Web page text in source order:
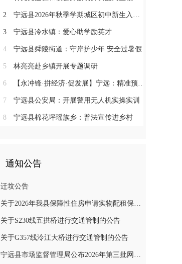
2 宁远县2026年秋季学期城区初中新生入学微机派位工作顺利收官
3 宁远县冷水镇：爱心助学励英才
4 宁远县舜陵街道：守岸护少年 安全过暑假
5 林亮亮赴乡镇开展专题调研
6 【永冲锋·拼经济·促发展】宁远：精准预约少跑路 阳光收烟暖农心
7 宁远县公安局：开展警用无人机实操实训
8 宁远县棉花坪瑶族乡：普法宣传进乡村
通知公告
迁坟公告
关于2026年我县保障性住房申请实物配租保障家庭的公示(第十一批)
关于S230线五拱桥进行交通管制的公告
关于G357线泠江大桥进行交通管制的公告
宁远县市场监督管理局公布2026年第三批网络餐饮食品安全整治典型案例